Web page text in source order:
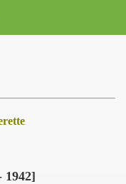
1942]